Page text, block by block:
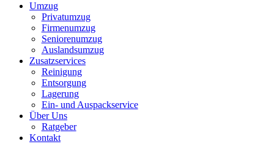
Umzug
Privatumzug
Firmenumzug
Seniorenumzug
Auslandsumzug
Zusatzservices
Reinigung
Entsorgung
Lagerung
Ein- und Auspackservice
Über Uns
Ratgeber
Kontakt